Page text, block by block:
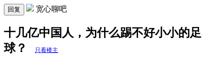
回复 宽心聊吧
十几亿中国人，为什么踢不好小小的足
球？
只看楼主